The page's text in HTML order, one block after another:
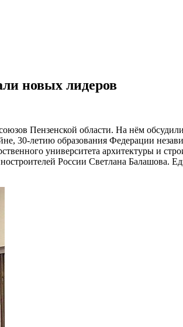
новых лидеров
Пензенской области. На нём
30-летию образования Федерации
университета архитектуры и
России Светлана Балашова.